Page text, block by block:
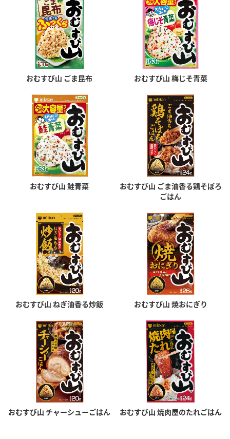
つゆ たれ
スープ 中華
クイック調味料 レモン果汁
ふりかけ おすしの素
炊き込みご飯の素 米飯用調味液
納豆 Fibee
くらしプラ酢
カンタン酢
お酢ドリンク
味ぽん
ぽん酢
かおりの蔵
つゆ
鍋なび
納豆のサイト
PIN印
三ツ判山吹
スペシャルサイト
お酢を知ろう！
すしラボ
ぽん酢サワー
納豆の豆知識
ミツカンのCM
ロングセラー商品 ＋ おすすめレシピ
人気商品 ＋ おすすめレシピ
国内事業概要
ミツカングループについて
企業理念
ミツカンの歴史
ミツカンを知る
環境への取り組み
水の文化センター（アーカイブ）
ZENB initiative
各部門が大切にしていること
おいしさと健康への取り組み
キッザニア東京「ぽん酢工房」
採用情報
ニュースリリース
お客様相談センター
お客様の声をいかしました
よくあるご質問
お問い合わせ
地図から取り扱い店舗を探す
ミツカン公式通販
検索
おむすび山 ごま昆布 おむすび山 梅じそ青菜
おむすび山 鮭青菜
おむすび山 ごま油香る鶏そぼろ
ごはん
おむすび山 ねぎ油香る炒飯 おむすび山 焼おにぎり
おむすび山 チャーシューごはん おむすび山 焼肉屋のたれごはん